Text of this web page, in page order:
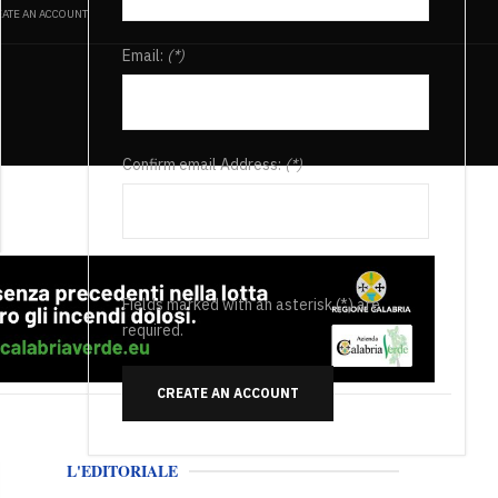
AN ACCOUNT
Email: (*)
Confirm email Address:(*)
Fields marked with an asterisk (*) are
required.
CREATE AN ACCOUNT
L'EDITORIALE